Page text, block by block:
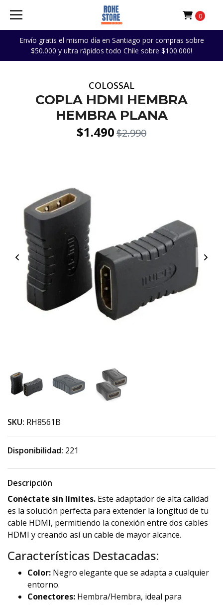
Envío gratis el mismo día en Santiago por compras sobre
$50.000 y ultra rápidos todo Chile sobre $100.000!
0
COLOSSAL
COPLA HDMI HEMBRA
HEMBRA PLANA
$1.490$2.990
SKU: RH8561B
Disponibilidad: 221
Descripción
Conéctate sin límites. Este adaptador de alta calidad
es la solución perfecta para extender la longitud de tu
cable HDMI, permitiendo la conexión entre dos cables
HDMI y creando así un cable de mayor alcance.
Características Destacadas:
Color: Negro elegante que se adapta a cualquier
entorno.
Conectores: Hembra/Hembra, ideal para